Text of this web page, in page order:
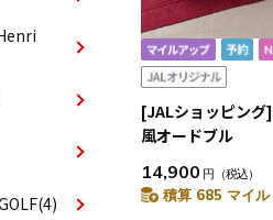
[JALショッピング
風オードブル
14,900 円 （税込）
積算 685 マイ